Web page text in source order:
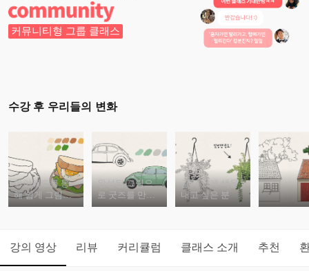
커뮤니티형 그룹 클래스
수강 후 우리들의 변화
아이패드를 통
해 쉽게 그림을
그리고 싶으신
완성된 그림으
로 굿즈를 만들
고 싶으신 분
감각 있게 색을
내고 싶은 분
강의 영상 리뷰 커리큘럼 클래스 소개 추천